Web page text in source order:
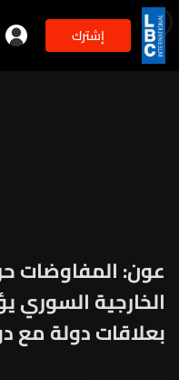
إشترك 3min
عون: المفاوضات
الخارجية السوري
بعلاقات دولة مع